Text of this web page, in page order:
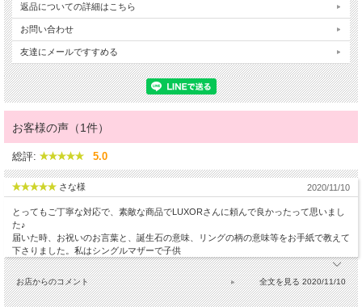
返品についての詳細はこちら
お問い合わせ
友達にメールですすめる
お客様の声（1件）
総評: 5.0
さな様 2020/11/10
とってもご丁寧な対応で、素敵な商品でLUXORさんに頼んで良かったって思いまし
た♪
届いた時、お祝いのお言葉と、誕生石の意味、リングの柄の意味等をお手紙で教えて
下さりました。私はシングルマザーで子供
お店からのコメント 2020/11/10